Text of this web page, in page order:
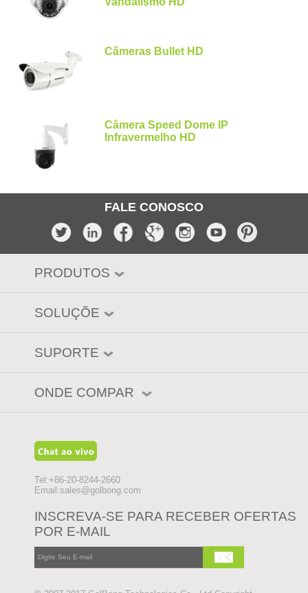
Câmeras Bullet HD
Câmera Speed Dome IP
Infravermelho HD
FALE CONOSCO
PRODUTOS
SOLUÇÕE
SUPORTE
ONDE COMPAR
Tel:+86-20-8244-2660
Email:sales@golbong.com
INSCREVA-SE PARA RECEBER OFERTAS
POR E-MAIL